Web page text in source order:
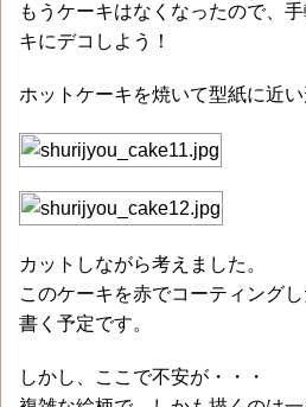
もうケーキはなくなったので、
キにデコしよう！
ホットケーキを焼いて型紙に近い
カットしながら考えました。
このケーキを赤でコーティング
書く予定です。
しかし、ここで不安が・・・